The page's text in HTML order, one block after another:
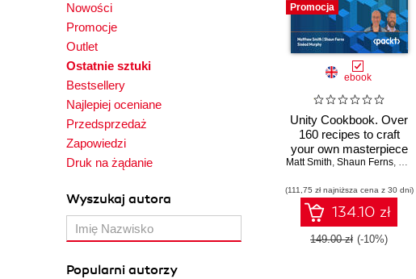
Nowości
Promocje
Outlet
Ostatnie sztuki
Bestsellery
Najlepiej oceniane
Przedsprzedaż
Zapowiedzi
Druk na żądanie
Wyszukaj autora
Popularni autorzy
Promocja
ebook
Unity Cookbook. Over
160 recipes to craft
your own masterpiece
in Unity 2023 - Fifth
Matt Smith, Shaun Ferns,
(111,75 zł najniższa cena z 30 dni)
134.10 zł
149.00 zł (-10%)